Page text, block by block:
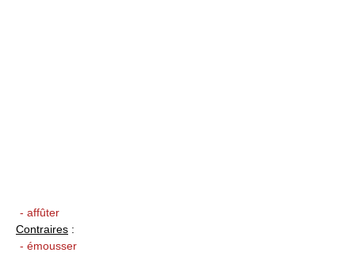
- affûter
Contraires :
- émousser